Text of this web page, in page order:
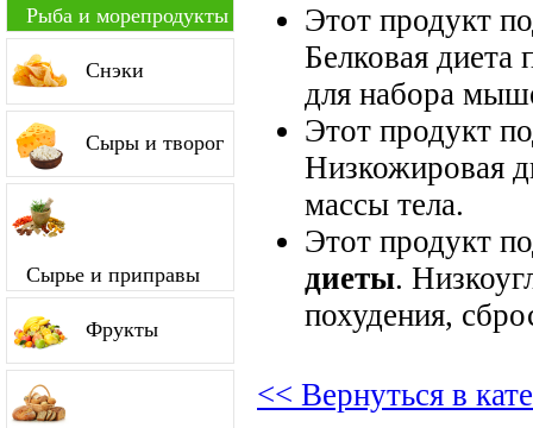
Рыба и морепродукты
Снэки
Сыры и творог
Сырье и приправы
Фрукты
Этот продукт
Белковая диета
для набора
Этот продукт
Низкожировая
массы тела.
Этот продукт
диеты.
похудения,
<< Вернуться в